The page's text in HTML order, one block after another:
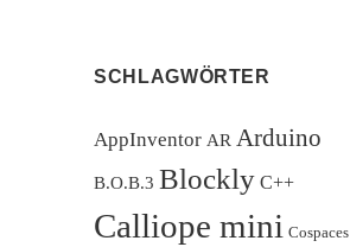
SCHLAGWÖRTER
AppInventor AR Arduino
B.O.B.3 Blockly C++
Calliope mini Cospaces